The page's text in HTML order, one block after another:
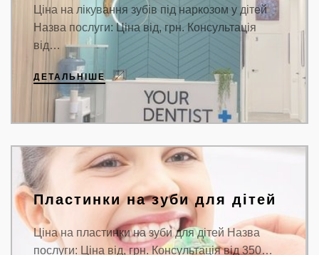
Ціна на лікування зубів під наркозом у дітей
Назва послуги: Ціна від, грн. Консультація
від…
ДЕТАЛЬНІШЕ
Пластинки на зуби для дітей
Ціна на пластинки на зуби для дітей Назва
послуги: Ціна від, грн. Консультація від 350…